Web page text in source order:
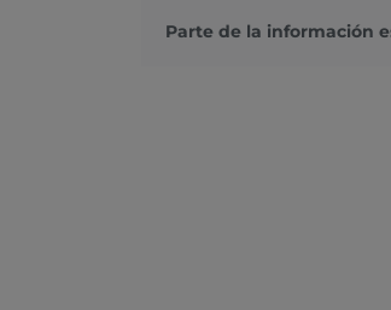
Completa la visita
Parte de la información